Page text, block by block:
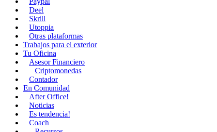
Deel
Skrill
Utoppia
Otras plataformas
Trabajos para el exterior
Tu Oficina
Asesor Financiero
Criptomonedas
Contador
En Comunidad
After Office!
Noticias
Es tendencia!
Coach